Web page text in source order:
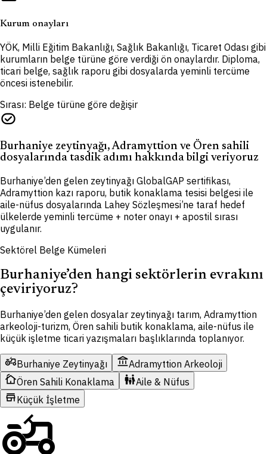
Kurum onayları
YÖK, Milli Eğitim Bakanlığı, Sağlık Bakanlığı, Ticaret Odası gibi
kurumların belge türüne göre verdiği ön onaylardır. Diploma,
ticari belge, sağlık raporu gibi dosyalarda yeminli tercüme
öncesi istenebilir.
Sırası: Belge türüne göre değişir
task_alt
Burhaniye zeytinyağı, Adramyttion ve Ören sahili
dosyalarında tasdik adımı hakkında bilgi veriyoruz
Burhaniye’den gelen zeytinyağı GlobalGAP sertifikası,
Adramyttion kazı raporu, butik konaklama tesisi belgesi ile
aile-nüfus dosyalarında Lahey Sözleşmesi’ne taraf hedef
ülkelerde yeminli tercüme + noter onayı + apostil sırası
uygulanır.
Sektörel Belge Kümeleri
Burhaniye’den hangi sektörlerin evrakını
çeviriyoruz?
Burhaniye’den gelen dosyalar zeytinyağı tarım, Adramyttion
arkeoloji-turizm, Ören sahili butik konaklama, aile-nüfus ile
küçük işletme ticari yazışmaları başlıklarında toplanıyor.
agricultureBurhaniye Zeytinyağı account_balanceAdramyttion Arkeoloji
cottageÖren Sahili Konaklama family_restroomAile & Nüfus
storeKüçük İşletme
agriculture